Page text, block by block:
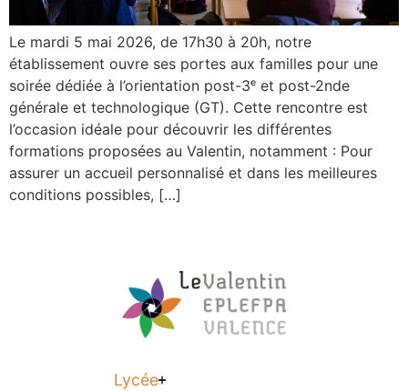
Le mardi 5 mai 2026, de 17h30 à 20h, notre
établissement ouvre ses portes aux familles pour une
soirée dédiée à l’orientation post-3ᵉ et post-2nde
générale et technologique (GT). Cette rencontre est
l’occasion idéale pour découvrir les différentes
formations proposées au Valentin, notamment : Pour
assurer un accueil personnalisé et dans les meilleures
conditions possibles, […]
Lycée